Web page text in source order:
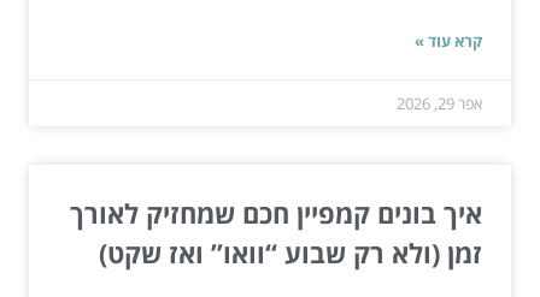
קרא עוד »
אפר 29, 2026
איך בונים קמפיין חכם שמחזיק לאורך
זמן (ולא רק שבוע “וואו” ואז שקט)